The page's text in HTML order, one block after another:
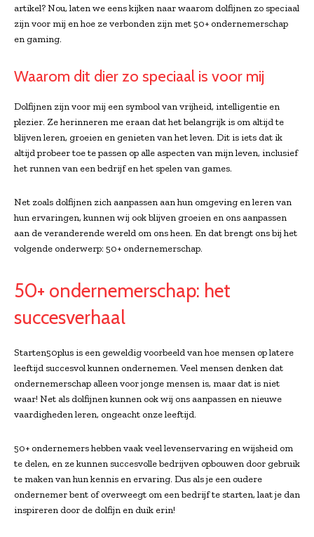
artikel? Nou, laten we eens kijken naar waarom dolfijnen zo speciaal
zijn voor mij en hoe ze verbonden zijn met 50+ ondernemerschap
en gaming.
Waarom dit dier zo speciaal is voor mij
Dolfijnen zijn voor mij een symbool van vrijheid, intelligentie en
plezier. Ze herinneren me eraan dat het belangrijk is om altijd te
blijven leren, groeien en genieten van het leven. Dit is iets dat ik
altijd probeer toe te passen op alle aspecten van mijn leven, inclusief
het runnen van een bedrijf en het spelen van games.
Net zoals dolfijnen zich aanpassen aan hun omgeving en leren van
hun ervaringen, kunnen wij ook blijven groeien en ons aanpassen
aan de veranderende wereld om ons heen. En dat brengt ons bij het
volgende onderwerp: 50+ ondernemerschap.
50+ ondernemerschap: het
succesverhaal
Starten50plus is een geweldig voorbeeld van hoe mensen op latere
leeftijd succesvol kunnen ondernemen. Veel mensen denken dat
ondernemerschap alleen voor jonge mensen is, maar dat is niet
waar! Net als dolfijnen kunnen ook wij ons aanpassen en nieuwe
vaardigheden leren, ongeacht onze leeftijd.
50+ ondernemers hebben vaak veel levenservaring en wijsheid om
te delen, en ze kunnen succesvolle bedrijven opbouwen door gebruik
te maken van hun kennis en ervaring. Dus als je een oudere
ondernemer bent of overweegt om een bedrijf te starten, laat je dan
inspireren door de dolfijn en duik erin!